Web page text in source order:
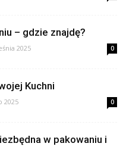
– gdzie znajdę?
2025 0
Kuchni
2025 0
w pakowaniu i